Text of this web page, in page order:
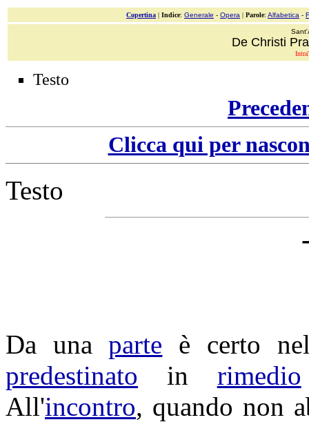
Copertina | Indice: Generale - Opera | Parole: Alfabetica -
De Christi
Testo
Clicca qui per
Testo
Da unaparte è certo
predestinato in rimedio
All'incontro, quando non